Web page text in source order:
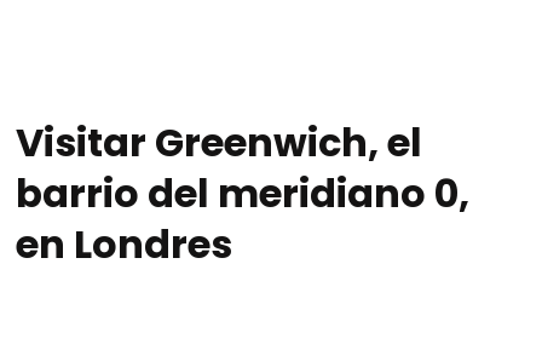
Visitar Greenwich, el
barrio del meridiano 0,
en Londres